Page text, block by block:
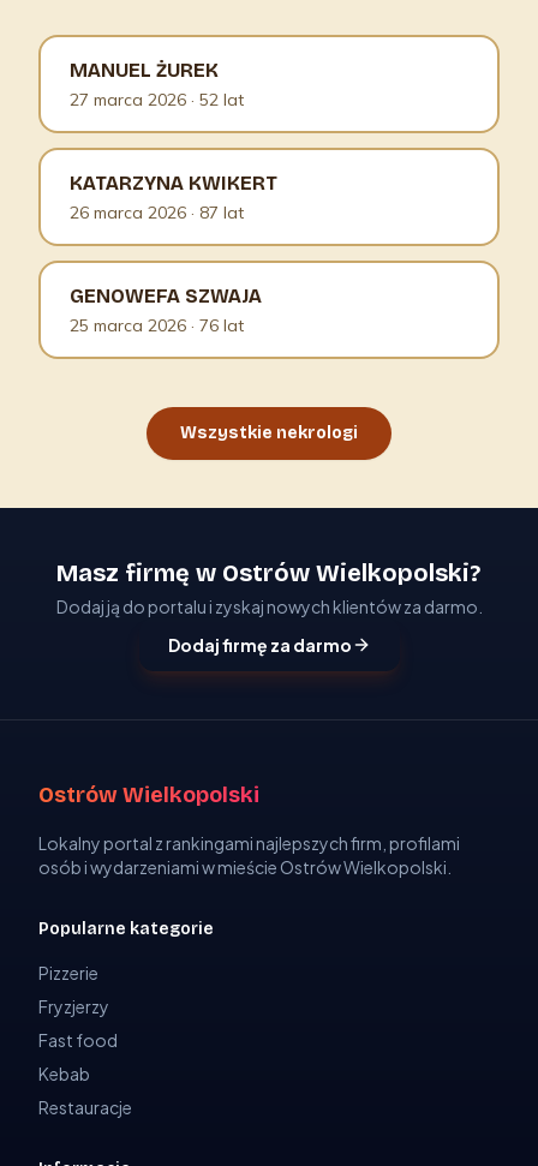
MANUEL ŻUREK
27 marca 2026 · 52 lat
KATARZYNA KWIKERT
26 marca 2026 · 87 lat
GENOWEFA SZWAJA
25 marca 2026 · 76 lat
Wszystkie nekrologi
Masz firmę w Ostrów Wielkopolski?
Dodaj ją do portalu i zyskaj nowych klientów za darmo.
Dodaj firmę za darmo
Ostrów Wielkopolski
Lokalny portal z rankingami najlepszych firm, profilami
osób i wydarzeniami w mieście Ostrów Wielkopolski.
Popularne kategorie
Pizzerie
Fryzjerzy
Fast food
Kebab
Restauracje